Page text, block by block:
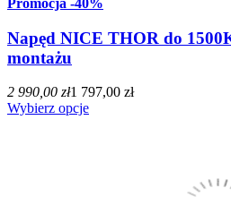
Napęd NICE THOR do
montażu
2 990,00 zł1 797,00 zł
Wybierz opcje